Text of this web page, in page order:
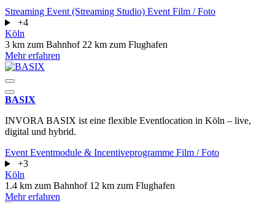
Streaming Event (Streaming Studio) Event Film / Foto
+4
Köln
3 km zum Bahnhof 22 km zum Flughafen
Mehr erfahren
BASIX
INVORA BASIX ist eine flexible Eventlocation in Köln – live,
digital und hybrid.
Event Eventmodule & Incentiveprogramme Film / Foto
+3
Köln
1.4 km zum Bahnhof 12 km zum Flughafen
Mehr erfahren